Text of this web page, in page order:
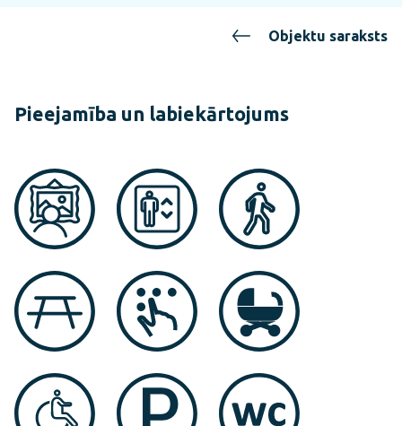
Objektu saraksts
Pieejamība un labiekārtojums